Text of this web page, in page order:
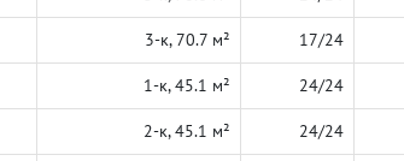
3-к, 70.7 м² 17/24
1-к, 45.1 м² 24/24
2-к, 45.1 м² 24/24